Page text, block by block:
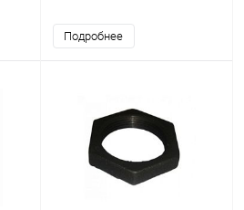
Подробнее